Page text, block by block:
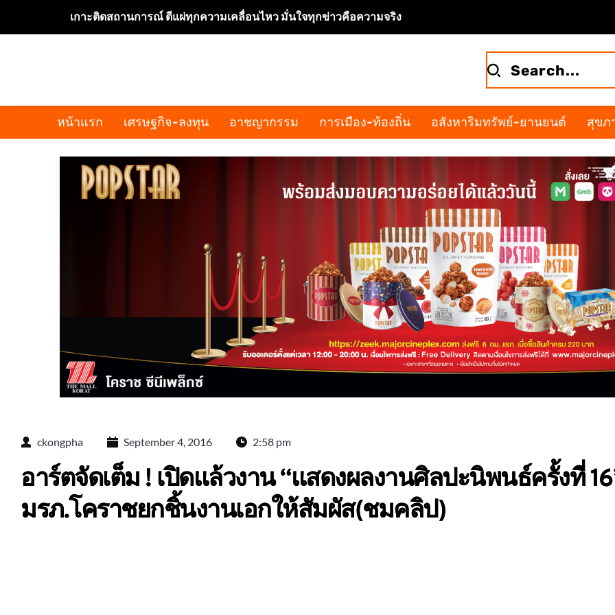
เกาะติดสถานการณ์ ตีแผ่ทุกความเคลื่อนไหว มั่นใจทุกข่าวคือความจริง
หน้าแรก เศรษฐกิจ-ลงทุน อาชญากรรม การเมือง-ท้องถิ่น อสังหาริมทรัพย์-ยานยนต์ สุขภ
ckongpha September 4, 2016 2:58 pm
อาร์ตจัดเต็ม ! เปิดแล้วงาน “แสดงผลงานศิลปะนิพนธ์ครั้งที่
มรภ.โคราชยกชิ้นงานเอกให้สัมผัส(ชมคลิป)